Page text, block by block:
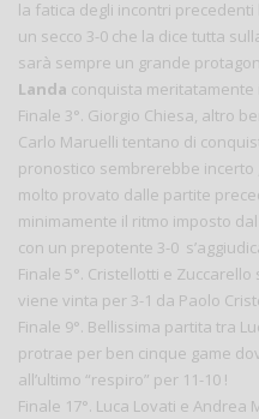
la fatica degli incontri
un secco 3-0 che la dice tutta
sarà sempre un grande
Landa conquista meritatamente
Finale 3°. Giorgio Chiesa, altro
Carlo Maruelli tentano di
pronostico sembrerebbe incerto
molto provato dalle partite
minimamente il ritmo imposto
con un prepotente 3-0
Finale 5°. Cristellotti e
viene vinta per 3-1 da Paolo
Finale 9°. Bellissima partita tra
protrae per ben cinque game
all’ultimo “respiro” per 11-10 !
Finale 17°. Luca Lovati e